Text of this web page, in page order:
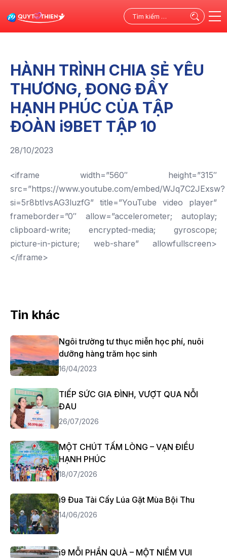
kiếm
HÀNH TRÌNH CHIA SẺ YÊU
THƯƠNG, ĐONG ĐẦY
HẠNH PHÚC CỦA TẬP
ĐOÀN i9BET TẬP 10
28/10/2023
<iframe width=”560″ height=”315″
src=”https://www.youtube.com/embed/WJq7C2JExsw?
si=5r8btIvsAG3luzfG” title=”YouTube video player”
frameborder=”0″ allow=”accelerometer; autoplay;
clipboard-write; encrypted-media; gyroscope;
picture-in-picture; web-share” allowfullscreen>
</iframe>
Tin khác
Ngôi trường tư thục miễn học phí, nuôi
dưỡng hàng trăm học sinh
16/04/2023
TIẾP SỨC GIA ĐÌNH, VƯỢT QUA NỖI
ĐAU
26/07/2026
MỘT CHÚT TẤM LÒNG – VẠN ĐIỀU
HẠNH PHÚC
18/07/2026
i9 Đua Tài Cấy Lúa Gặt Mùa Bội Thu
14/06/2026
i9 MỖI PHẦN QUÀ – MỘT NIỀM VUI